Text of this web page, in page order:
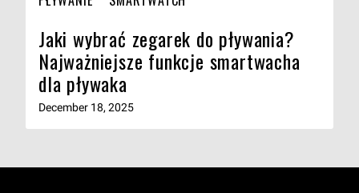
Jaki wybrać zegarek do pływania?
Najważniejsze funkcje smartwacha
dla pływaka
December 18, 2025